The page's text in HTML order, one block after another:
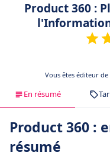
Product 360 :
Vous êtes éditeur
En résumé
Product 360 :
résumé